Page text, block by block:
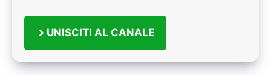
UNISCITI AL CANALE